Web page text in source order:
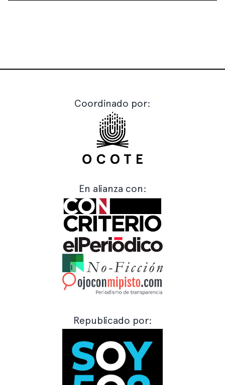
Coordinado por:
En alianza con:
Republicado por: